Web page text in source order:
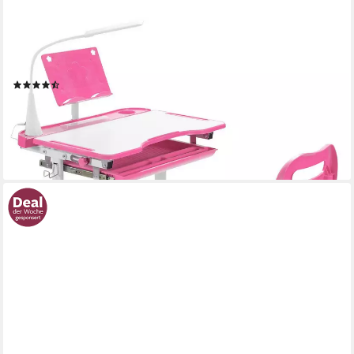
Kinderschreibtisch mit Stuhl & Lampe, höhenverstellbar, mit
Bücherständer
124,99 € UVP159,99 €
-22%
lieferbar - in 3-4 Werktagen bei dir